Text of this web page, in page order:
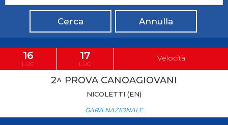
Cerca Annulla
16
LUG
17
LUG
Velocità
2^ PROVA CANOAGIOVANI
NICOLETTI (EN)
GARA NAZIONALE